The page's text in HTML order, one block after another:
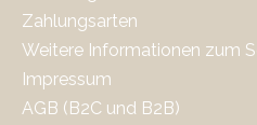
Zahlungsarten
Weitere Informationen zum
Impressum
AGB (B2C und B2B)